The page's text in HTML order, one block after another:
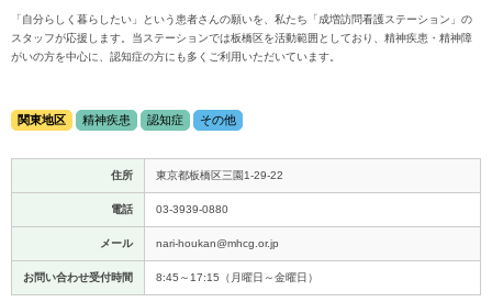
「自分らしく暮らしたい」という患者さんの願いを、私たち「成増訪問看護ステーション」の
スタッフが応援します。当ステーションでは板橋区を活動範囲としており、精神疾患・精神障
がいの方を中心に、認知症の方にも多くご利用いただいています。
関東地区 精神疾患 認知症 その他
住所 東京都板橋区三園1-29-22
電話 03-3939-0880
メール nari-houkan@mhcg.or.jp
お問い合わせ受付時間 8:45～17:15（月曜日～金曜日）